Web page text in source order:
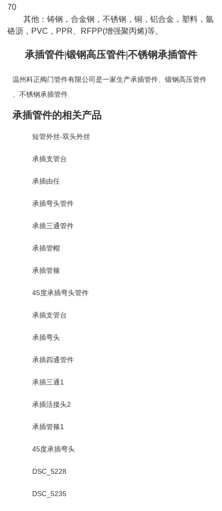
70
其他：铸钢，合金钢，不锈钢，铜，铝合金，塑料，氩
硌沥，PVC，PPR、RFPP(增强聚丙烯)等。
承插管件|锻钢高压管件|不锈钢承插管件
温州科正阀门管件有限公司是一家生产承插管件
锻钢高压管件
不锈钢承插管件
承插管件的相关产品
短管外丝-双头外丝
承插支管台
承插由任
承插弯头管件
承插三通管件
承插管帽
承插管箍
45度承插弯头管件
承插支管台
承插弯头
承插四通管件
承插三通1
承插活接头2
承插管箍1
45度承插弯头
DSC_5228
DSC_5235